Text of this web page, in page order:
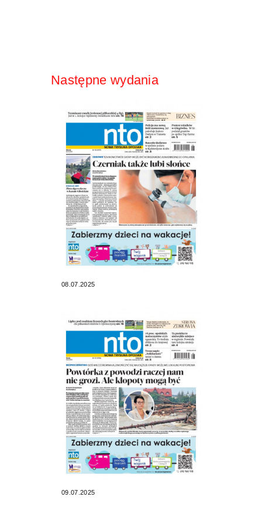
Następne wydania
08.07.2025
09.07.2025